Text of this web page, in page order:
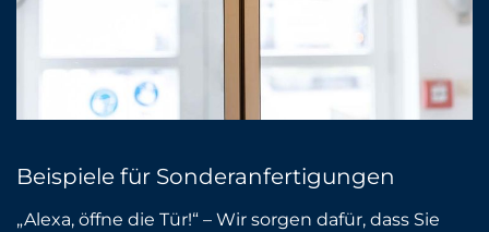
Beispiele für Sonderanfertigungen
„Alexa, öffne die Tür!“ – Wir sorgen dafür, dass Sie